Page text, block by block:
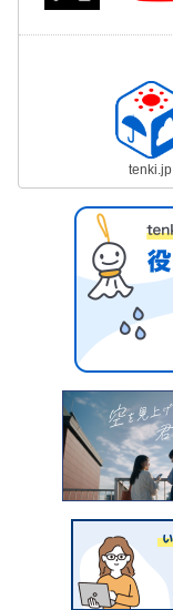
tenki.jp